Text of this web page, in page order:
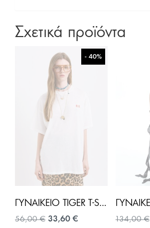
Σχετικά προϊόντα
- 40%
ΓΥΝΑΙΚΕΊΟ TIGER T-SHIRT OVERSIZE-ΛΕΥΚΌ
56,00€ Original
33,60€Η
134,00€